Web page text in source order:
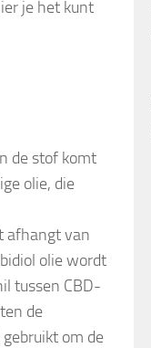
je het kunt
de stof komt
olie, die
afhangt van
olie wordt
tussen CBD-
de
om de